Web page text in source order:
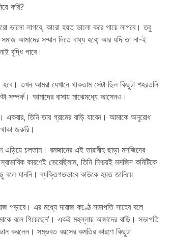
করি?
ভালো লাগবে, কারো হয়ত ভালো করে গায়ে লাগবে। তবু
আমাদের সম্মান দিতে বাধ্য হবে; আর যদি তা না-ই
বৃদ্ধি পাবে।
তখন আমরা যেখানে থাকতাম সেটা ছিল কিছুটা শহরতলি
সম্পর্ক। আমাদের বাসায় মাঝেমধ্যে আসেনও।
তিনি তার গ্রামের বাড়ি যাবেন। আমাকে অনুরোধ
জরুরি।
চলতাম। রমজানের এই তারাবীহ ছাড়া মসজিদের
কারণেই ভেবেছিলাম, তিনি নিশ্চয়ই মসজিদ কমিটিকে
বলে যাননি। ব্যক্তিগতভাবে কাউকে হয়ত জানিয়ে
পড়াবে। এর মধ্যে দারাজ কণ্ঠে সভাপতি সাহেব বলে
বলে গিয়েছেন’। একই মহল্লায় আমাদের বাড়ি। সভাপতি
করলেন। সম্ভবত বয়সের কমতির কারণে কিছুটা